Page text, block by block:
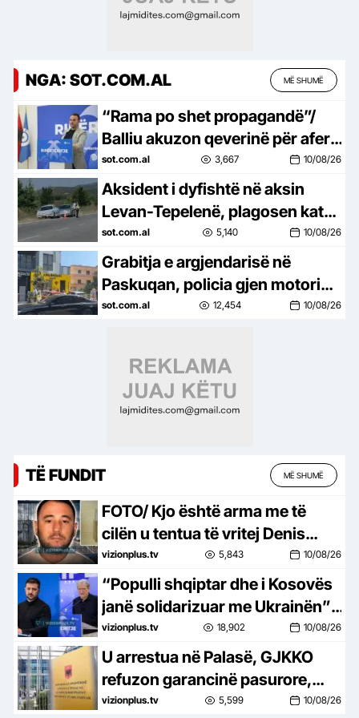
NGA: SOT.COM.AL MË SHUMË
“Rama po shet propagandë”/
Balliu akuzon qeverinë për aferë
me industrinë ushtarake:
“Timak Defence” e Rony Yefet…
sot.com.al 3,667 10/08/26
Aksident i dyfishtë në aksin
Levan-Tepelenë, plagosen katër
persona
sot.com.al 5,140 10/08/26
Grabitja e argjendarisë në
Paskuqan, policia gjen motorin
e përdorur nga autorët
sot.com.al 12,454 10/08/26
TË FUNDIT MË SHUMË
FOTO/ Kjo është arma me të
cilën u tentua të vritej Denis
Bajri në burgun e Fierit
vizionplus.tv 5,843 10/08/26
“Populli shqiptar dhe i Kosovës
janë solidarizuar me Ukrainën”,
Berisha për deklaratën e
Zelenskyt: E pavend, nuk e
harrojmë
vizionplus.tv 18,902 10/08/26
U arrestua në Palasë, GJKKO
refuzon garancinë pasurore,
miraton masën “arrest me
vizionplus.tv 5,599 10/08/26